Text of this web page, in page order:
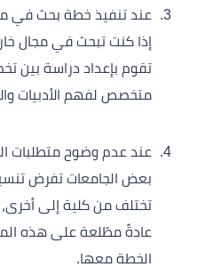
عند تنفيذ خطة بحث في
إذا كنت تبحث في مجال
تقوم بإعداد دراسة بين
متخصص لفهم الأدبيات
عند عدم وضوح متطلبات
بعض الجامعات تفرض
تختلف من كلية إلى
عادةً مطّلعة على هذه
الخطة معها.